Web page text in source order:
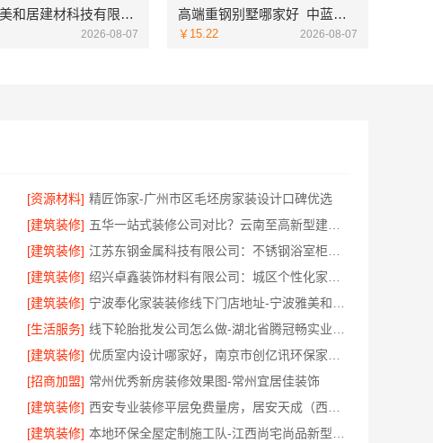
宁波雅美和居建材科技有限公司海曙家装施工线下门店地址
2026-08-07
高端重钢别墅哪家好_中蓝建投北京建设有限公司四川
￥15.22 2026-08-07
[资源材料] 精匠饰家-广州市区毛坯房家装设计口碑优选
[建筑装修]
[建筑装修]
[建筑装修]
[建筑装修]
[生活服务]
[建筑装修]
[招商加盟] 常州优秀新房装修效果图-常州宜居佳装饰
[建筑装修]
[建筑装修]